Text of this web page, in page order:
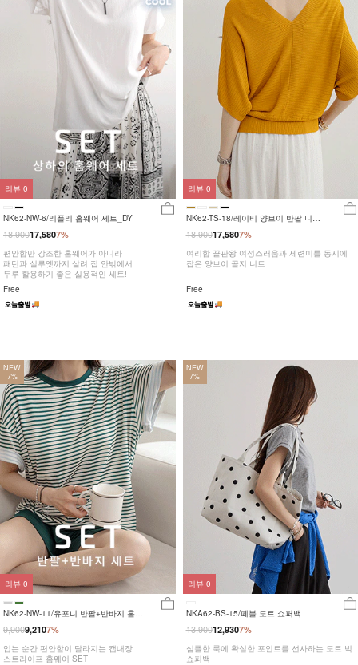
NK62-NW-6/리플리 홈웨어 세트_DY
7%
18,90017,580
편안함만 강조한 홈웨어가 아니라
패턴과 실루엣까지 살려 집 안밖에서
두루 활용하기 좋은 실용적인 세트!
Free
리뷰 0
NK62-TS-18/레이티 양브이 반팔 니트
_HR
7%
18,90017,580
여리함 끝판왕 여성스러움과 세련미를 동시에
잡은 양브이 골지 니트
Free
리뷰 0
NEW
7%
NK62-NW-11/유포니 반팔+반바지 홈웨
어_HR
7%
9,9009,210
입는 순간 편안함이 달라지는 캡내장
스트라이프 홈웨어 SET
리뷰 0
NEW
7%
NKA62-BS-15/페블 도트 쇼퍼백
7%
13,90012,930
심플한 룩에 확실한 포인트를 선사하는 도트 빅
쇼퍼백
리뷰 0